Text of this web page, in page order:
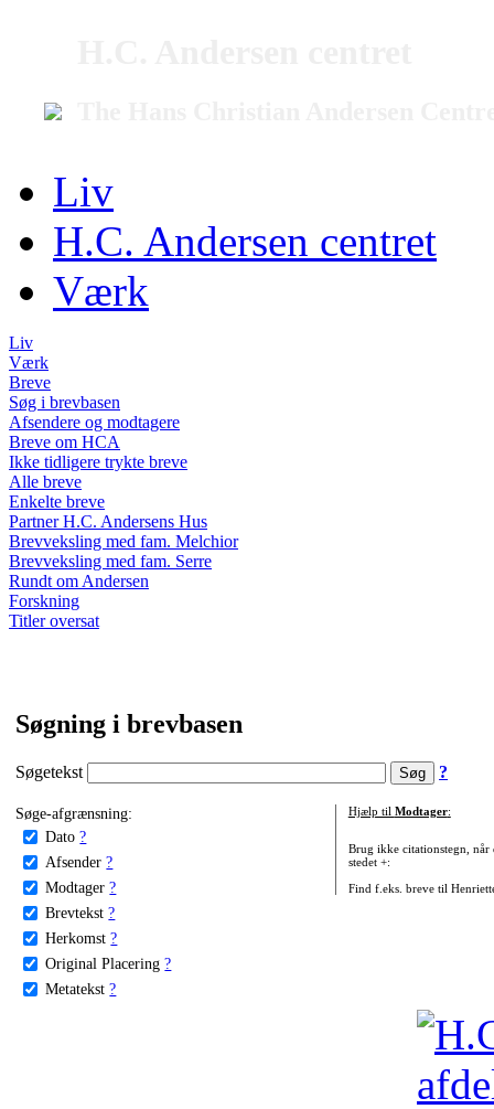
Liv
H.C. Andersen centret
Værk
Liv
Værk
Breve
Søg i brevbasen
Afsendere og modtagere
Breve om HCA
Ikke tidligere trykte breve
Alle breve
Enkelte breve
Partner H.C. Andersens Hus
Brevveksling med fam. Melchior
Brevveksling med fam. Serre
Rundt om Andersen
Forskning
Titler oversat
Søgning i brevbasen
Søgetekst ?
Søge-afgrænsning:
Dato ?
Afsender ?
Modtager ?
Brevtekst ?
Herkomst ?
Original Placering ?
Metatekst ?
Hjælp til Modtager:
Brug ikke citationstegn, når
stedet +:
Find f.eks. breve til